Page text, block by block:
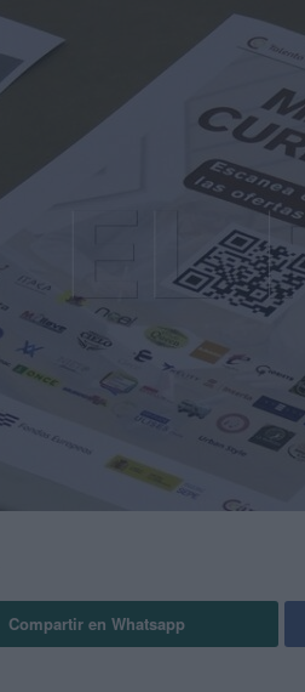
Compartir en Whatsapp